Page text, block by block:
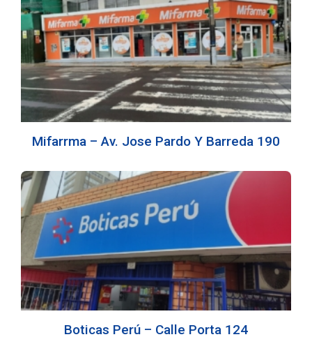
Mifarrma – Av. Jose Pardo Y Barreda 190
Boticas Perú – Calle Porta 124